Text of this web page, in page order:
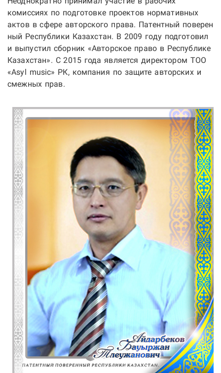
комиссиях по подготовке проектов нормативных
актов в сфере авторского права. Патентный поверен
ный Республики Казахстан. В 2009 году подготовил
и выпустил сборник «Авторское право в Республике
Казахстан». C 2015 года является директором ТОО
«Asyl music» РК, компания по защите авторских и
смежных прав.